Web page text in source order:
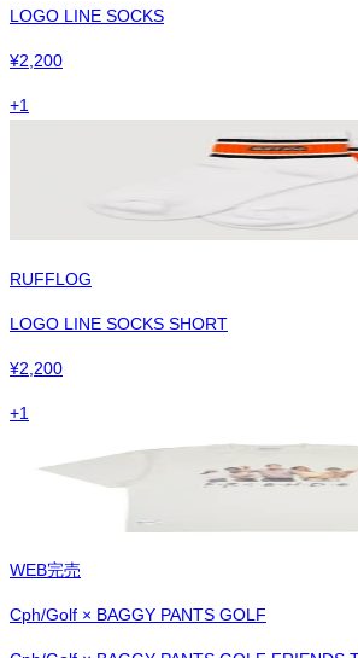
LOGO LINE SOCKS
¥2,200
+1
RUFFLOG
LOGO LINE SOCKS SHORT
¥2,200
+1
WEB完売
Cph/Golf × BAGGY PANTS GOLF